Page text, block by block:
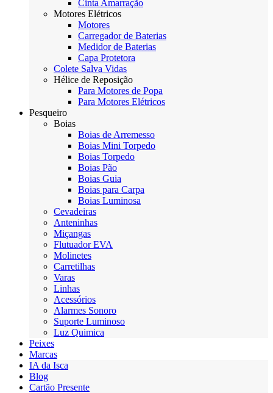
Cinta Amarração
Motores Elétricos
Motores
Carregador de Baterias
Medidor de Baterias
Capa Protetora
Colete Salva Vidas
Hélice de Reposição
Para Motores de Popa
Para Motores Elétricos
Pesqueiro
Boias
Boias de Arremesso
Boias Mini Torpedo
Boias Torpedo
Boias Pão
Boias Guia
Boias para Carpa
Boias Luminosa
Cevadeiras
Anteninhas
Miçangas
Flutuador EVA
Molinetes
Carretilhas
Varas
Linhas
Acessórios
Alarmes Sonoro
Suporte Luminoso
Luz Quimica
Peixes
Marcas
IA da Isca
Blog
Cartão Presente